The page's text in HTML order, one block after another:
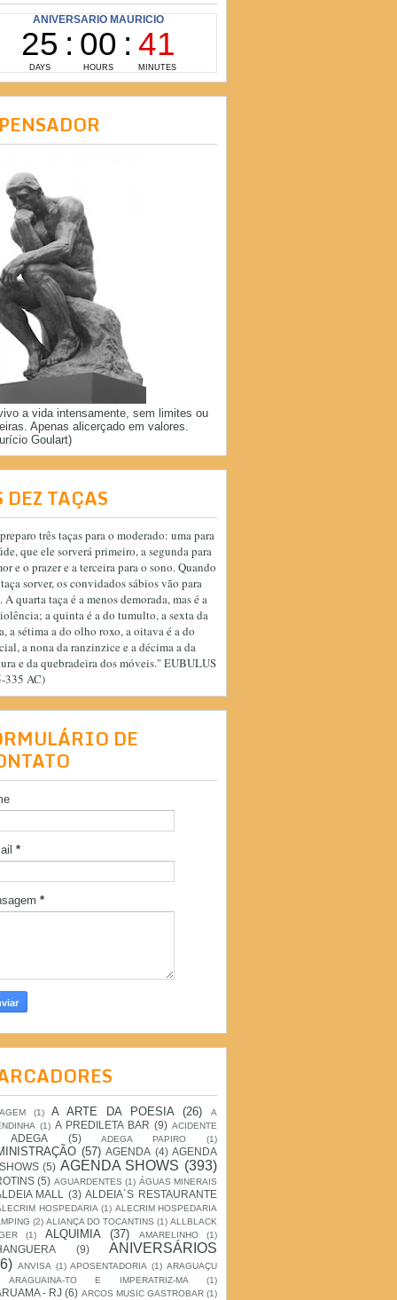
a vida intensamente, sem limites ou
Apenas alicerçado em valores.
Goulart)
DEZ TAÇAS
três taças para o moderado: uma para
que ele sorverá primeiro, a segunda para
e o prazer e a terceira para o sono. Quando
sorver, os convidados sábios vão para
A quarta taça é a menos demorada, mas é a
a quinta é a do tumulto, a sexta da
a sétima a do olho roxo, a oitava é a do
a nona da ranzinzice e a décima a da
e da quebradeira dos móveis." EUBULUS
335 AC)
DE
*
*
(1) A ARTE DA POESIA (26)
A
(1) A PREDILETA BAR (9) ACIDENTE
ADEGA (5) ADEGA PAPIRO (1)
(57) AGENDA (4) AGENDA
(5) AGENDA SHOWS (393)
(5) AGUARDENTES (1) ÁGUAS MINERAIS
MALL (3) ALDEIA´S RESTAURANTE
HOSPEDARIA (1) ALECRIM HOSPEDARIA
(2) ALIANÇA DO TOCANTINS (1) ALLBLACK
(1) ALQUIMIA (37) AMARELINHO (1)
(9)
ANIVERSÁRIOS
ANVISA (1) APOSENTADORIA (1) ARAGUAÇU
ARAGUAINA-TO E IMPERATRIZ-MA
(1)
- RJ (6) ARCOS MUSIC GASTROBAR (1)